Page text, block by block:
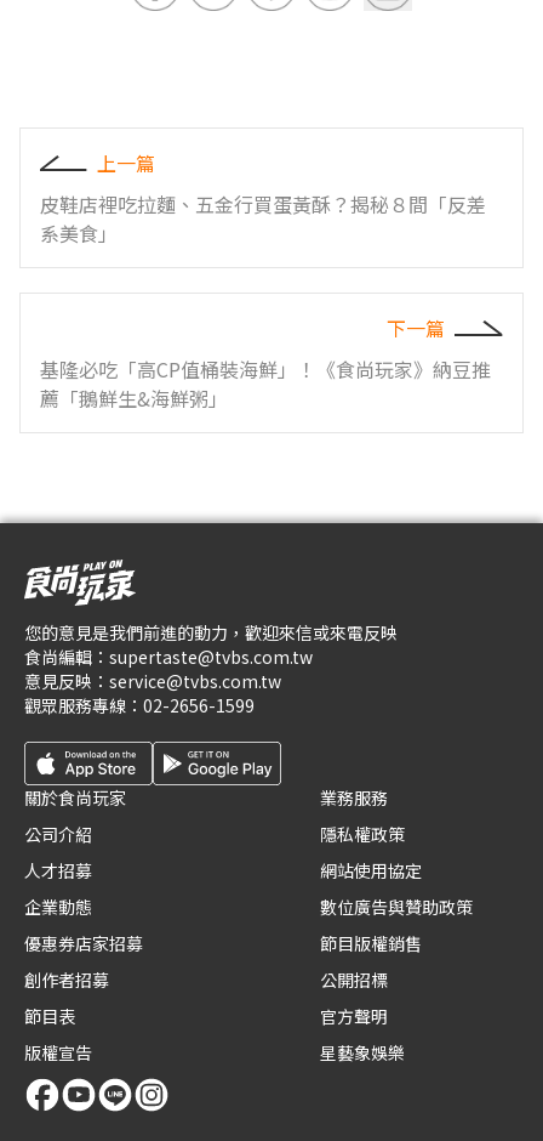
上一篇
皮鞋店裡吃拉麵、五金行買蛋黃酥？揭秘８間「反差
系美食」
下一篇
基隆必吃「高CP值桶裝海鮮」！《食尚玩家》納豆推
薦「鵝鮮生&海鮮粥」
您的意見是我們前進的動力，歡迎來信或來電反映
食尚編輯： supertaste@tvbs.com.tw
意見反映： service@tvbs.com.tw
觀眾服務專線： 02-2656-1599
關於食尚玩家
公司介紹
人才招募
企業動態
優惠券店家招募
創作者招募
節目表
版權宣告
業務服務
隱私權政策
網站使用協定
數位廣告與贊助政策
節目版權銷售
公開招標
官方聲明
星藝象娛樂